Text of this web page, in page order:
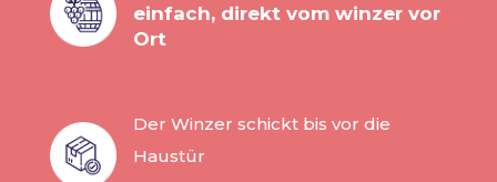
einfach, direkt vom winzer vor
Ort
Der Winzer schickt bis vor die
Haustür